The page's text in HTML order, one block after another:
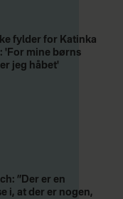
fylder for Katinka
'For mine børns
jeg håbet'
”Der er en
i, at der er nogen,